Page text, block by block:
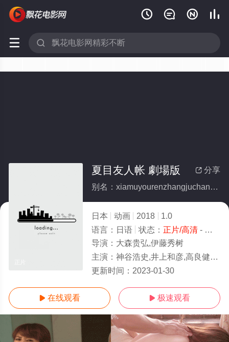
   
 
 分享
夏目友人帐 劇場版
别名：xiamuyourenzhangjuchangban
日本 动画 2018
1.0
语言： 日语 状态： 正片/高清- 免费在线播放
导演： 大森贵弘,伊藤秀树
主演： 神谷浩史,井上和彦,高良健吾,小林沙苗,藤村步,村瀬步
更新时间： 2023-01-30
 在线观看  极速观看